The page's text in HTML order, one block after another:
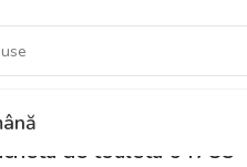
de toaleta 64785